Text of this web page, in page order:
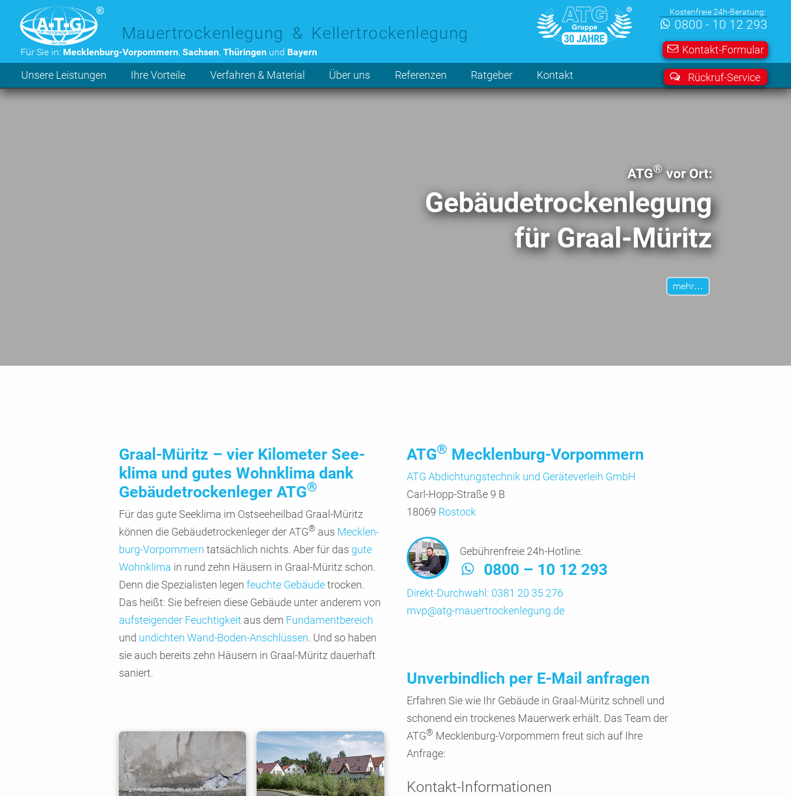
Zum Hauptinhalt der Seite
Mauertrockenlegung & Kellertrockenlegung
Für Sie in: Mecklenburg-Vorpommern, Sachsen, Thüringenund Bayern
Kostenfreie 24h-Beratung:
0800 - 10 12 293
Kontakt-Formular
Unsere Leistungen Ihre Vorteile Verfahren & Material Über uns Referenzen Ratgeber Kontakt Rückruf-Service
ATG®vor Ort:
Gebäude­trocken­legung
für Graal-Müritz
mehr…
Graal-Müritz – vier Kilometer See­
klima und gutes Wohn­klima dank
Gebäude­trocken­leger ATG®
Für das gute See­klima im Ostsee­heil­bad Graal-Müritz
können die Gebäude­trocken­leger der ATG® aus Mecklen­
burg-Vorpom­mern tat­säch­lich nichts. Aber für das gute
Wohn­klima in rund zehn Häusern in Graal-Müritz schon.
Denn die Spezia­listen legen feuchte Gebäudetrocken.
Das heißt: Sie befreien diese Gebäude unter anderem von
aufstei­gender Feuch­tig­keit aus dem Funda­ment­bereich
und undich­ten Wand-Boden-Anschlüs­sen. Und so haben
sie auch bereits zehn Häusern in Graal-Müritz dauer­haft
saniert.
ATG® Mecklenburg-Vorpommern
ATG Abdichtungs­technik und Geräte­verleih GmbH
Carl-Hopp-Straße 9 B
18069 Rostock
Gebührenfreie 24h-Hotline:
0800 – 10 12 293
Direkt-Durchwahl: 0381 20 35 276
mvp@atg-mauertrockenlegung.de
Unverbindlich per E-Mail anfragen
Erfahren Sie wie Ihr Gebäude in Graal-Müritz schnell und
schonend ein trockenes Mauer­werk erhält. Das Team der
ATG® Mecklen­burg-Vorpom­mern freut sich auf Ihre
Anfrage:
Kontakt-Informationen